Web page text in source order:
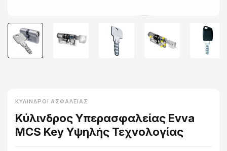
ΚΎΛΙΝΔΡΟΙ ΑΣΦΑΛΕΊΑΣ
Κύλινδρος Υπερασφαλείας Evva
MCS Key Υψηλής Τεχνολογίας